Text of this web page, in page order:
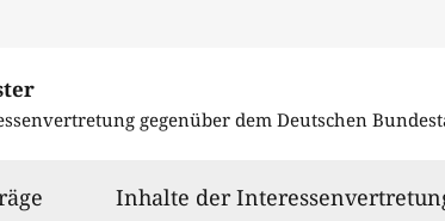
gegenüber dem Deutschen
Inhalte der